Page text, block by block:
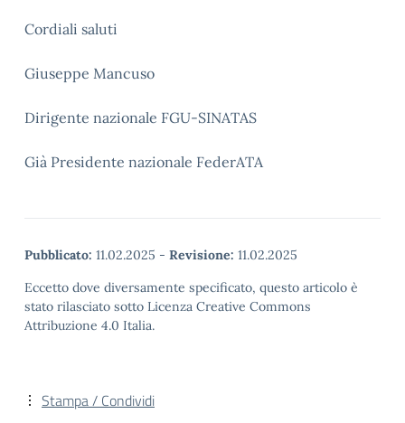
Cordiali saluti
Giuseppe Mancuso
Dirigente nazionale FGU-SINATAS
Già Presidente nazionale FederATA
Pubblicato: 11.02.2025 - Revisione: 11.02.2025
Eccetto dove diversamente specificato, questo articolo è
stato rilasciato sotto Licenza Creative Commons
Attribuzione 4.0 Italia.
Stampa / Condividi